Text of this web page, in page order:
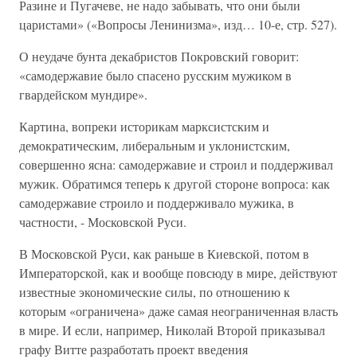
Разине и Пугачеве, не надо забывать, что они были
царистами» («Вопросы Ленинизма», изд… 10-е, стр. 527).
О неудаче бунта декабристов Покровский говорит:
«самодержавие было спасено русским мужиком в
гвардейском мундире».
Картина, вопреки историкам марксистским и
демократическим, либеральным и уклонистским,
совершенно ясна: самодержавие и строил и поддерживал
мужик. Обратимся теперь к другой стороне вопроса: как
самодержавие строило и поддерживало мужика, в
частности, - Московской Руси.
В Московской Руси, как раньше в Киевской, потом в
Императорской, как и вообще повсюду в мире, действуют
известные экономические силы, по отношению к
которым «ограничена» даже самая неограниченная власть
в мире. И если, например, Николай Второй приказывал
графу Витте разработать проект введения